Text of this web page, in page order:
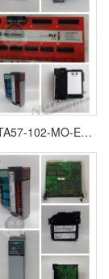
PARKER ZETA57-102-MO-E欧美进口 全新原装 质保一年